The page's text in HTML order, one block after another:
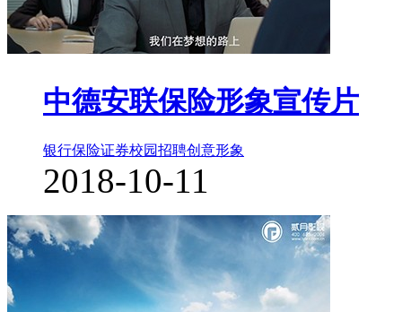
中德安联保险形象宣传片
银行保险证券校园招聘创意形象
2018-10-11